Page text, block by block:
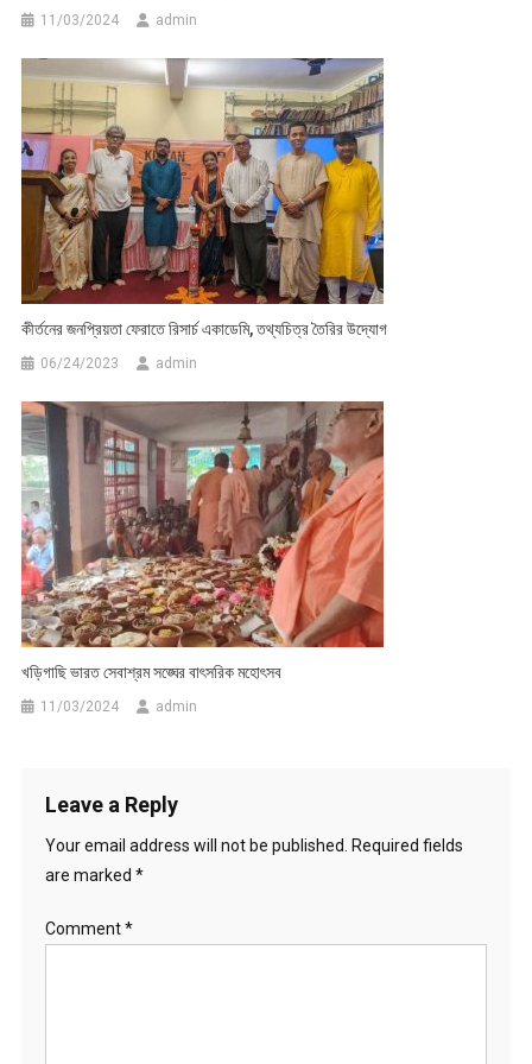
11/03/2024 admin
কীর্তনের জনপ্রিয়তা ফেরাতে রিসার্চ একাডেমি, তথ্যচিত্র তৈরির উদ্যোগ
06/24/2023 admin
খড়িগাছি ভারত সেবাশ্রম সঙ্ঘের বাৎসরিক মহোৎসব
11/03/2024 admin
Leave a Reply
Your email address will not be published. Required fields
are marked *
Comment*